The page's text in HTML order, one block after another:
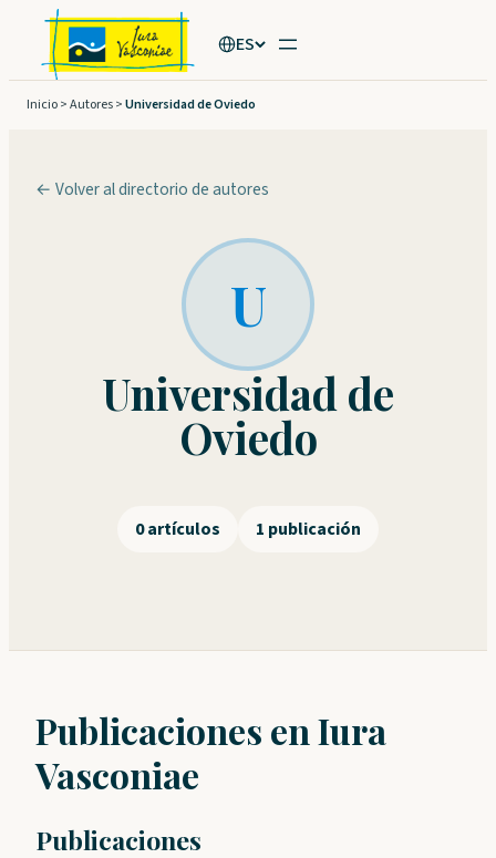
Saltar
contenido
ES
Inicio>Autores>Universidad de Oviedo
← Volver al directorio de autores
U
Universidad de
Oviedo
0 artículos 1 publicación
Publicaciones en Iura
Vasconiae
Publicaciones